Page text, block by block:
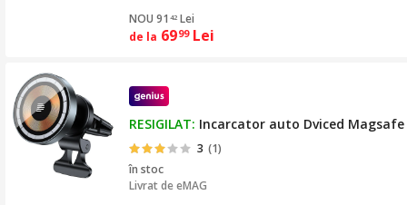
NOU 91 42 Lei
de la 6999 Lei
RESIGILAT: Incarcator auto Dviced
3 (1)
în stoc
Livrat deeMAG